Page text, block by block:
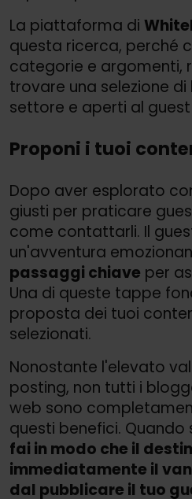
La piattaforma di
questa ricerca, perché
categorie e argomenti,
trovare una selezione
settore e aperti al
Proponi i tuoi
Dopo aver esplorato
giusti per praticare
come contattarli. Il
un'avventura
passaggi chiave per
Una di queste tappe
proposta dei tuoi
selezionati.
Nonostante l'elevato
posting, non tutti i
web sono
questi benefici. Quando
fai in modo che il
immediatamente il
dal pubblicare il tuo